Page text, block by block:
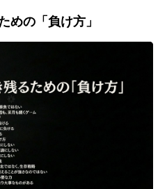
めの「負け方」